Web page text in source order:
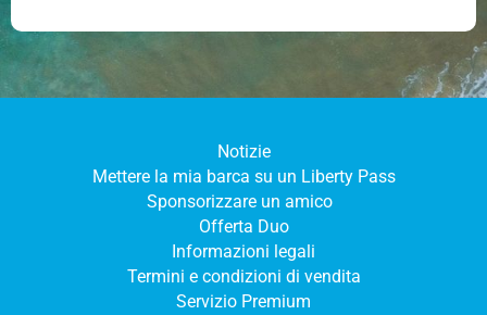
Notizie
Mettere la mia barca su un Liberty Pass
Sponsorizzare un amico
Offerta Duo
Informazioni legali
Termini e condizioni di vendita
Servizio Premium